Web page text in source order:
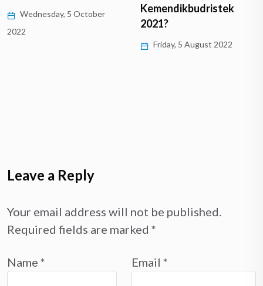
Wednesday, 5 October
2022
Kemendikbudristek
2021?
Friday, 5 August 2022
Leave a Reply
Your email address will not be published.
Required fields are marked *
Name * Email *